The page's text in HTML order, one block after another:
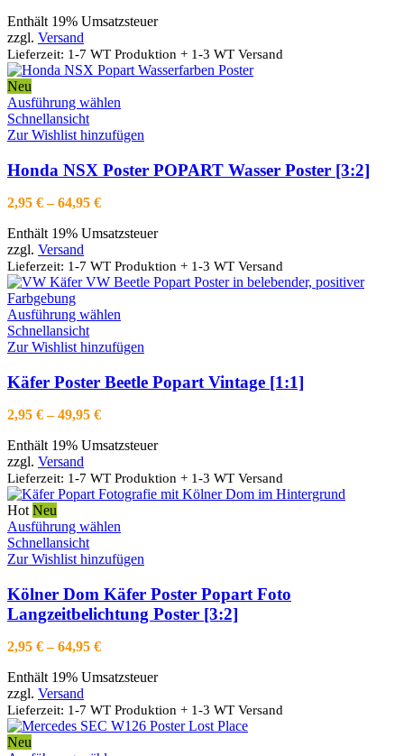
können
der
Produktseite
bis
Enthält 19% Umsatzsteuer
zzgl. Versand
Lieferzeit: 1-7 WT Produktion + 1-3 WT Versand
Neu
Ausführung wählen
weist
Varianten
auf.
können
der
Produktseite
Schnellansicht
Zur Wishlist hinzufügen
Honda NSX Poster POPART Wasser Poster [3:2]
2,95 € –64,95 €Preisspanne:
bis
Enthält 19% Umsatzsteuer
zzgl. Versand
Lieferzeit: 1-7 WT Produktion + 1-3 WT Versand
Ausführung wählen
weist
Varianten
auf.
können
der
Produktseite
Schnellansicht
Zur Wishlist hinzufügen
Käfer Poster Beetle Popart Vintage [1:1]
2,95 € –49,95 €Preisspanne:
bis
Enthält 19% Umsatzsteuer
zzgl. Versand
Lieferzeit: 1-7 WT Produktion + 1-3 WT Versand
Hot Neu
Ausführung wählen
weist
Varianten
auf.
Die
auf
Produktseite
gewählt
werden
Schnellansicht
Zur Wishlist hinzufügen
Kölner Dom Käfer Poster Popart Foto
Langzeitbelichtung Poster [3:2]
2,95 € –64,95 €Preisspanne:
bis
Enthält 19% Umsatzsteuer
zzgl. Versand
Lieferzeit: 1-7 WT Produktion + 1-3 WT Versand
Neu